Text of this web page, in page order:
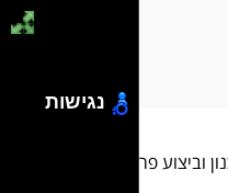
וביצוע פרויקטים בבנייה
נגישות